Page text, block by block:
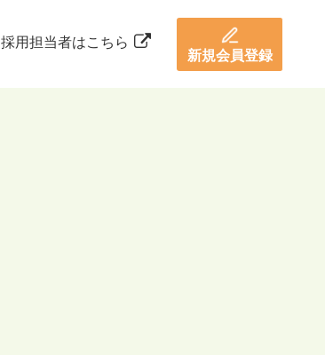
採用担当者はこちら
新規会員登録